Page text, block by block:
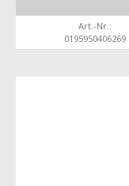
Art.-Nr.:
0195950406269